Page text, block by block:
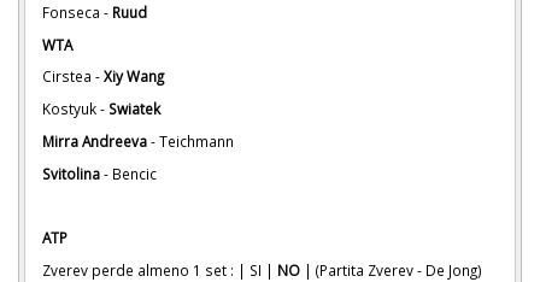
Fonseca - Ruud
WTA
Cirstea -Xiy Wang
Kostyuk - Swiatek
Mirra Andreeva- Teichmann
Svitolina- Bencic
ATP
Zverev perde almeno 1 set : | SI | NO | (Partita Zverev - De Jong)